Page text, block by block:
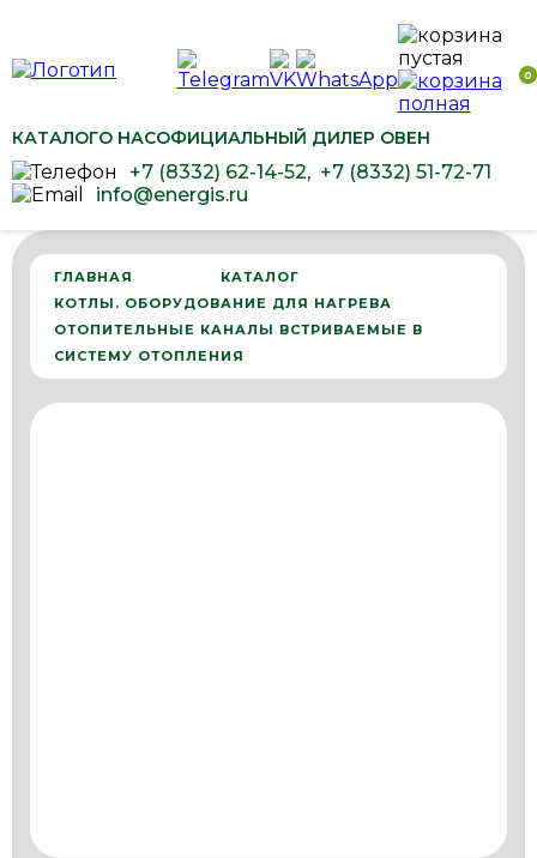
0
КАТАЛОГО НАСОФИЦИАЛЬНЫЙ ДИЛЕР ОВЕН
+7 (8332) 62-14-52, +7 (8332) 51-72-71
info@energis.ru
ГЛАВНАЯ
КАТАЛОГ
КОТЛЫ. ОБОРУДОВАНИЕ ДЛЯ НАГРЕВА
ОТОПИТЕЛЬНЫЕ КАНАЛЫ ВСТРИВАЕМЫЕ В
СИСТЕМУ ОТОПЛЕНИЯ